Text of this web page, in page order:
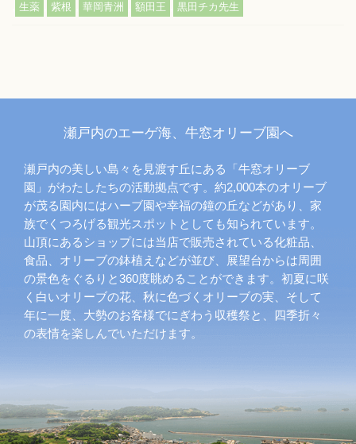
生薬 紫根 華岡青洲 額田王 黒田チカ先生
瀬戸内のエーゲ海、牛窓オリーブ園へ
瀬戸内の美しい島々を見渡す丘にある「牛窓オリーブ
園」がわたしたちの活動拠点です。約2,000本のオリーブ
が茂る園内にはハーブ園や幸福の鐘の丘などがあり、家
族でくつろげる観光スポットとしても知られています。
山頂にあるショップには当店で販売されている化粧品、
食品、オリーブの鉢植えなどが並び、展望台からは周囲
の景色をぐるりと360度眺めることができます。初夏に咲
く白いオリーブの花、秋に色づくオリーブの実、そして
年に一度、大勢のお客様でにぎわう収穫祭と、四季折々
の表情を楽しんでいただけます。